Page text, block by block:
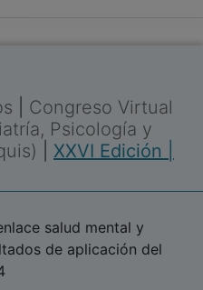
Congreso Virtual
Psicología y
XXVI Edición |
salud mental y
de aplicación del